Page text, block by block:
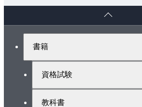
書籍
資格試験
教科書